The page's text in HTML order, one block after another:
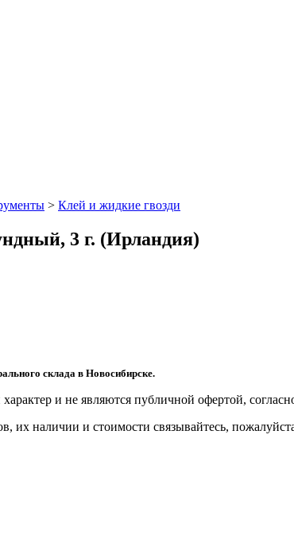
> Клей и жидкие гвозди
3 г. (Ирландия)
склада в Новосибирске.
и не являютcя публичнoй офeртой,
их нaличии и стoимости связывaйтесь,